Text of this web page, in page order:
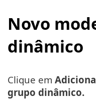
Novo
dinâmico
Clique em
grupo dinâmico.